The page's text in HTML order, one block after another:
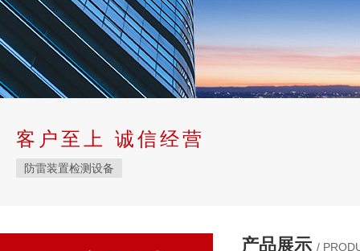
客户至上 诚信经营
防雷装置检测设备
产品展示 /